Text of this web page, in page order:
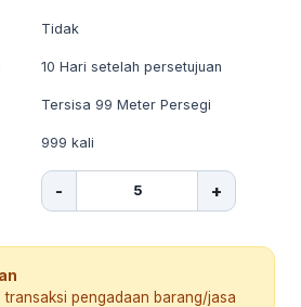
Tidak
10 Hari setelah persetujuan
Tersisa 99 Meter Persegi
999 kali
- +
pengadaan barang/jasa